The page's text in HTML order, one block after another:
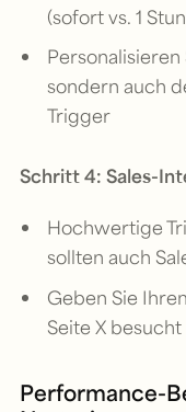
(sofort vs. 1
sondern auch
Trigger
Schritt 4: Sales-
Hochwertige
sollten auch
Geben Sie
Seite X
Performance-